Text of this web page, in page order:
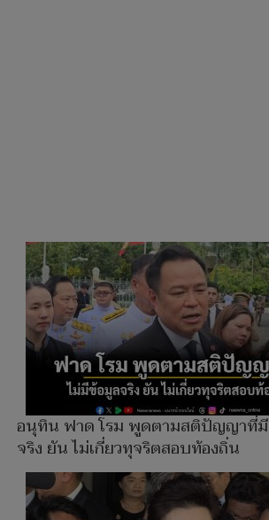
อนุทิน ฟาด โรม พูดตามสติปัญญาที่
จริง ยัน ไม่เกี่ยวทุจริตสอบท้องถิ่น